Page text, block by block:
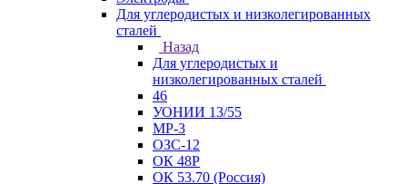
Для углеродистых и низколегированных
сталей
Назад
Для углеродистых и
низколегированных сталей
46
УОНИИ 13/55
МР-3
ОЗС-12
ОК 48Р
ОК 53.70 (Россия)